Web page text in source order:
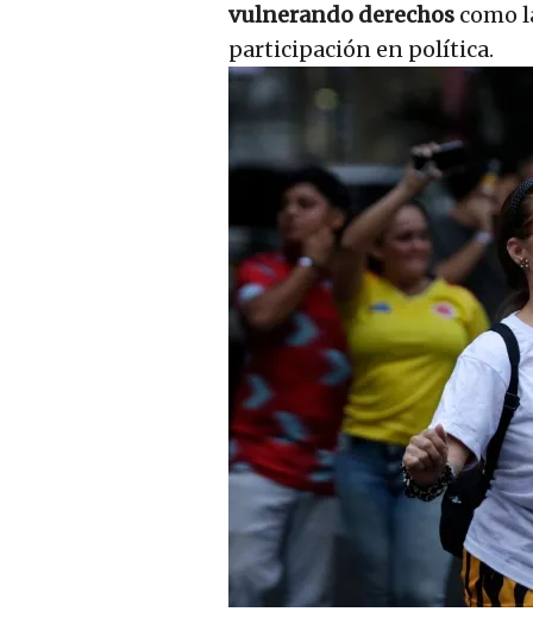
vulnerando derechos como
participación en política.